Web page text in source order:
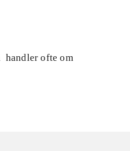
handler ofte om